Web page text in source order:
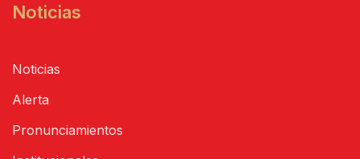
Noticias
Noticias
Alerta
Pronunciamientos